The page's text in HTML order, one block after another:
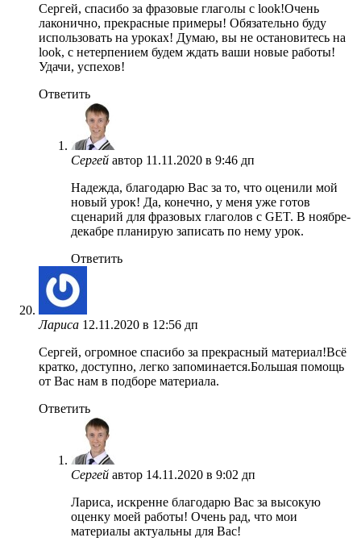
Сергей, спасибо за фразовые глаголы с look!Очень
лаконично, прекрасные примеры! Обязательно буду
использовать на уроках! Думаю, вы не остановитесь на
look, с нетерпением будем ждать ваши новые работы!
Удачи, успехов!
Ответить
Сергей автор 11.11.2020 в 9:46 дп
Надежда, благодарю Вас за то, что оценили мой
новый урок! Да, конечно, у меня уже готов
сценарий для фразовых глаголов с GET. В ноябре-
декабре планирую записать по нему урок.
Ответить
Лариса 12.11.2020 в 12:56 дп
Сергей, огромное спасибо за прекрасный материал!Всё
кратко, доступно, легко запоминается.Большая помощь
от Вас нам в подборе материала.
Ответить
Сергей автор 14.11.2020 в 9:02 дп
Лариса, искренне благодарю Вас за высокую
оценку моей работы! Очень рад, что мои
материалы актуальны для Вас!